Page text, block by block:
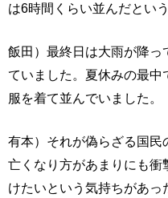
は6時間くらい並んだとい
飯田）最終日は大雨が降っ
ていました。夏休みの最中
服を着て並んでいました。
有本）それが偽らざる国民
亡くなり方があまりにも衝
けたいという気持ちがあっ